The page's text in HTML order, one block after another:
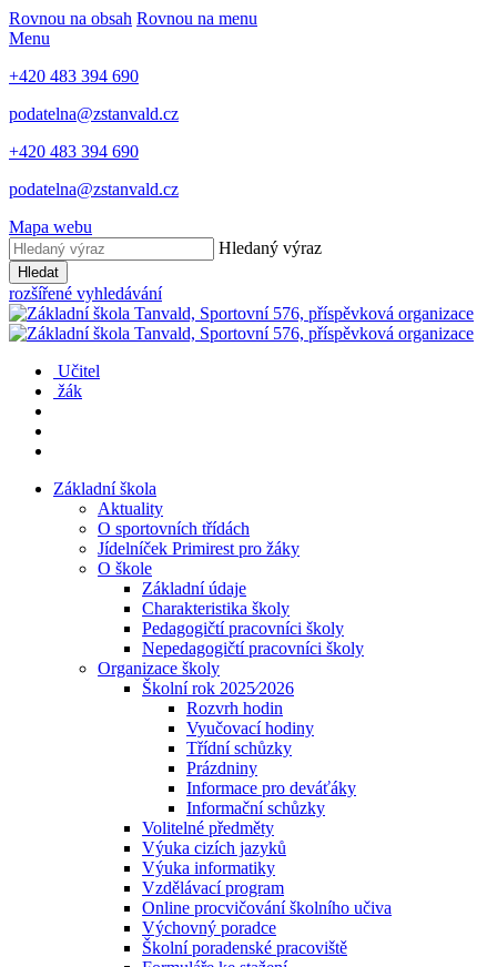
Rovnou na obsah Rovnou na menu
Menu
+420 483 394 690
podatelna@zstanvald.cz
+420 483 394 690
podatelna@zstanvald.cz
Mapa webu
Hledaný výraz
Hledat
rozšířené vyhledávání
Učitel
žák
Základní škola
Aktuality
O sportovních třídách
Jídelníček Primirest pro žáky
O škole
Základní údaje
Charakteristika školy
Pedagogičtí pracovníci školy
Nepedagogičtí pracovníci školy
Organizace školy
Školní rok 2025⁄2026
Rozvrh hodin
Vyučovací hodiny
Třídní schůzky
Prázdniny
Informace pro deváťáky
Informační schůzky
Volitelné předměty
Výuka cizích jazyků
Výuka informatiky
Vzdělávací program
Online procvičování školního učiva
Výchovný poradce
Školní poradenské pracoviště